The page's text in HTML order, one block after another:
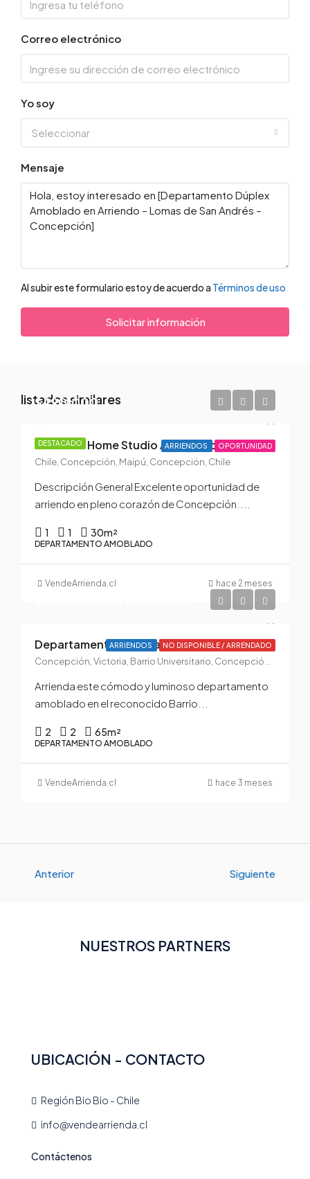
Correo electrónico
Yo soy
Seleccionar
Mensaje
Al subir este formulario estoy de acuerdo a Términos de uso
Solicitar información
listados similares
DESTACADO ARRIENDOS OPORTUNIDAD
$490.000
Moderno Home Studio Amoblado con Gastos Comunes Incluidos | Edificio Atelier, Concepción Centro
Chile, Concepción, Maipú, Concepción, Chile
Descripción General Excelente oportunidad de
arriendo en pleno corazón de Concepción....
1 1 30m²
DEPARTAMENTO AMOBLADO
VendeArrienda.cl hace 2 meses
ARRIENDOS NO DISPONIBLE / ARRENDADODepartamento Amoblado en Arriendo – Barrio Universitario, Concepción
Concepción, Victoria, Barrio Universitario, Concepción, Provincia de Concepción, Región del Biobío, 4070386, Chile
Arrienda este cómodo y luminoso departamento
amoblado en el reconocido Barrio...
2 2 65m²
DEPARTAMENTO AMOBLADO
VendeArrienda.cl hace 3 meses
Anterior Siguiente
NUESTROS PARTNERS
UBICACIÓN - CONTACTO
Región Bio Bio - Chile
info@vendearrienda.cl
Contáctenos